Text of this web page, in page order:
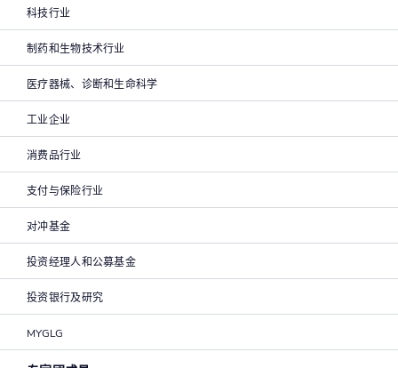
科技行业
制药和生物技术行业
医疗器械、诊断和生命科学
工业企业
消费品行业
支付与保险行业
对冲基金
投资经理人和公募基金
投资银行及研究
MYGLG